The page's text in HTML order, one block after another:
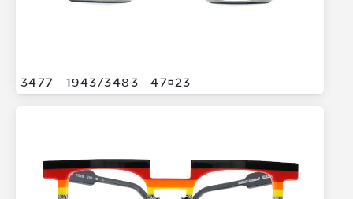
3477 1943/3483 4723